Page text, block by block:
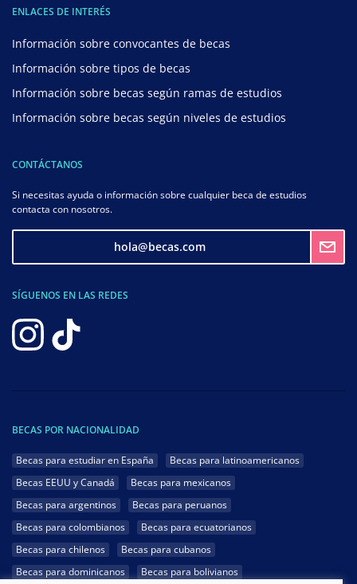
ENLACES DE INTERÉS
Información sobre convocantes de becas
Información sobre tipos de becas
Información sobre becas según ramas de estudios
Información sobre becas según niveles de estudios
CONTÁCTANOS
Si necesitas ayuda o información sobre cualquier beca de estudios
contacta con nosotros.
hola@becas.com
SÍGUENOS EN LAS REDES
BECAS POR NACIONALIDAD
Becas para estudiar en España
Becas para latinoamericanos
Becas EEUU y Canadá
Becas para mexicanos
Becas para argentinos
Becas para peruanos
Becas para colombianos
Becas para ecuatorianos
Becas para chilenos
Becas para cubanos
Becas para dominicanos
Becas para bolivianos